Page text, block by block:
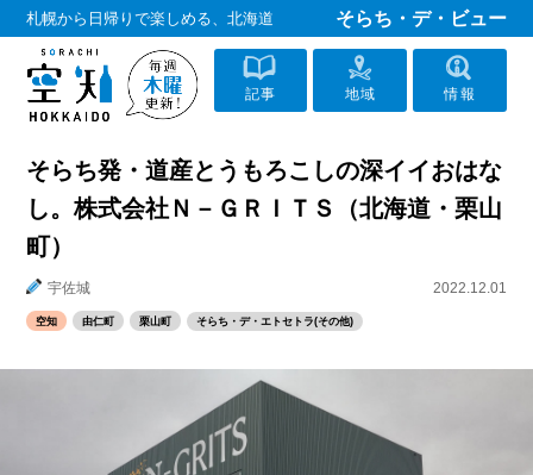
札幌から日帰りで楽しめる、北海道 そらち・デ・ビュー
記事 地域 情報
そらち発・道産とうもろこしの深イイおはな
し。株式会社Ｎ－ＧＲＩＴＳ（北海道・栗山
町）
宇佐城 2022.12.01
空知 由仁町 栗山町 そらち・デ・エトセトラ(その他)